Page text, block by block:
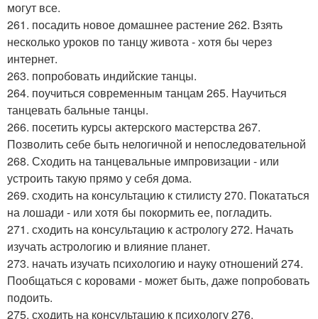
могут все.
261. посадить новое домашнее растение 262. Взять
несколько уроков по танцу живота - хотя бы через
интернет.
263. попробовать индийские танцы.
264. поучиться современным танцам 265. Научиться
танцевать бальные танцы.
266. посетить курсы актерского мастерства 267.
Позволить себе быть нелогичной и непоследовательной
268. Сходить на танцевальные импровизации - или
устроить такую прямо у себя дома.
269. сходить на консультацию к стилисту 270. Покататься
на лошади - или хотя бы покормить ее, погладить.
271. сходить на консультацию к астрологу 272. Начать
изучать астрологию и влияние планет.
273. начать изучать психологию и науку отношений 274.
Пообщаться с коровами - может быть, даже попробовать
подоить.
275. сходить на консультацию к психологу 276.